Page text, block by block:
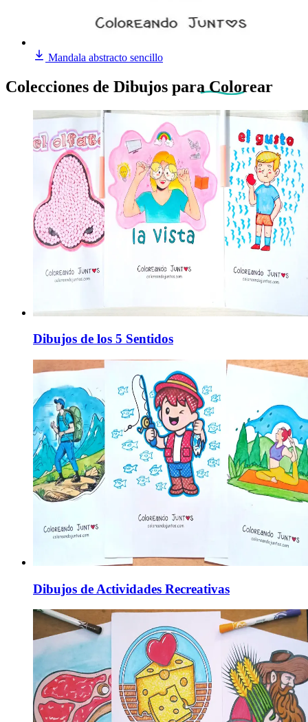
Mandala abstracto sencillo
Colecciones de Dibujos para Colorear
Dibujos de los 5 Sentidos
Dibujos de Actividades Recreativas